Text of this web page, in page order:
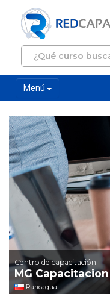
Menú
Centro de capacitación
MG Capacitacion
Rancagua